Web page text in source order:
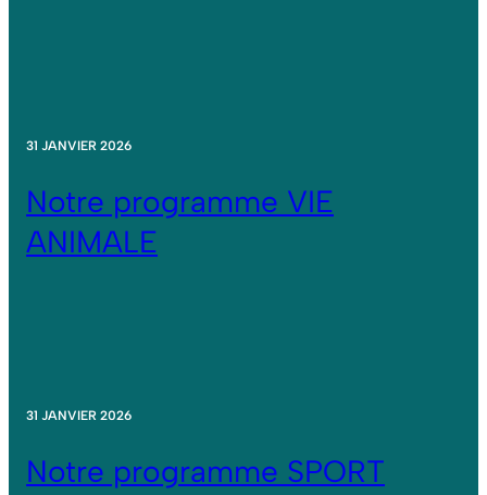
31 JANVIER 2026
Notre programme VIE
ANIMALE
31 JANVIER 2026
Notre programme SPORT